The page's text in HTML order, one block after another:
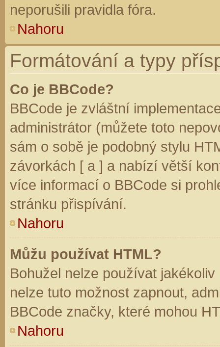
neporušili pravidla fóra.
Nahoru
Formátování a typy
Co je BBCode?
BBCode je zvláštní
administrátor (můžete toto
sám o sobě je podobný stylu
závorkách [ a ] a nabízí větší
více informací o BBCode si
stránku přispívání.
Nahoru
Můžu používat HTML?
Bohužel nelze používat
nelze tuto možnost zapnout,
BBCode značky, které mohou
Nahoru